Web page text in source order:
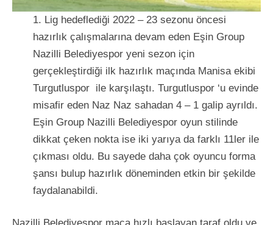
Lig hedeflediği 2022 – 23 sezonu öncesi
hazırlık çalışmalarına devam eden Eşin Group
Nazilli Belediyespor yeni sezon için
gerçekleştirdiği ilk hazırlık maçında Manisa ekibi
Turgutluspor ile karşılaştı. Turgutluspor ‘u evinde
misafir eden Naz Naz sahadan 4 – 1 galip ayrıldı.
Eşin Group Nazilli Belediyespor oyun stilinde
dikkat çeken nokta ise iki yarıya da farklı 11ler ile
çıkması oldu. Bu sayede daha çok oyuncu forma
şansı bulup hazırlık döneminden etkin bir şekilde
faydalanabildi.